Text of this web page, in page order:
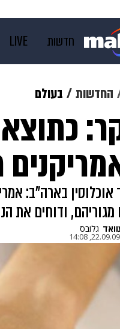
חדשות LIVE
מוזיקה
דיגיטל גאווה
החדשות בעולם
בארה"ב:
ודוחים את
גלובס
22.09.09, 14:08